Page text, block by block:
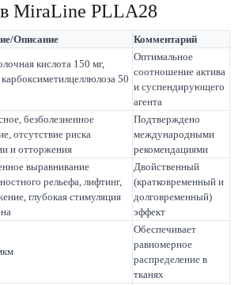
MiraLine PLLA28
Описание Комментарий
кислота 150 мг,
50
Оптимальное
соотношение актива
и суспендирующего
агента
безболезненное
отсутствие риска
и отторжения
Подтверждено
международными
рекомендациями
выравнивание
рельефа, лифтинг,
глубокая стимуляция
Двойственный
(кратковременный и
долговременный)
эффект
Обеспечивает
равномерное
распределение в
тканях